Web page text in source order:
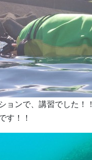
ョンで、講習でした！！
す！！